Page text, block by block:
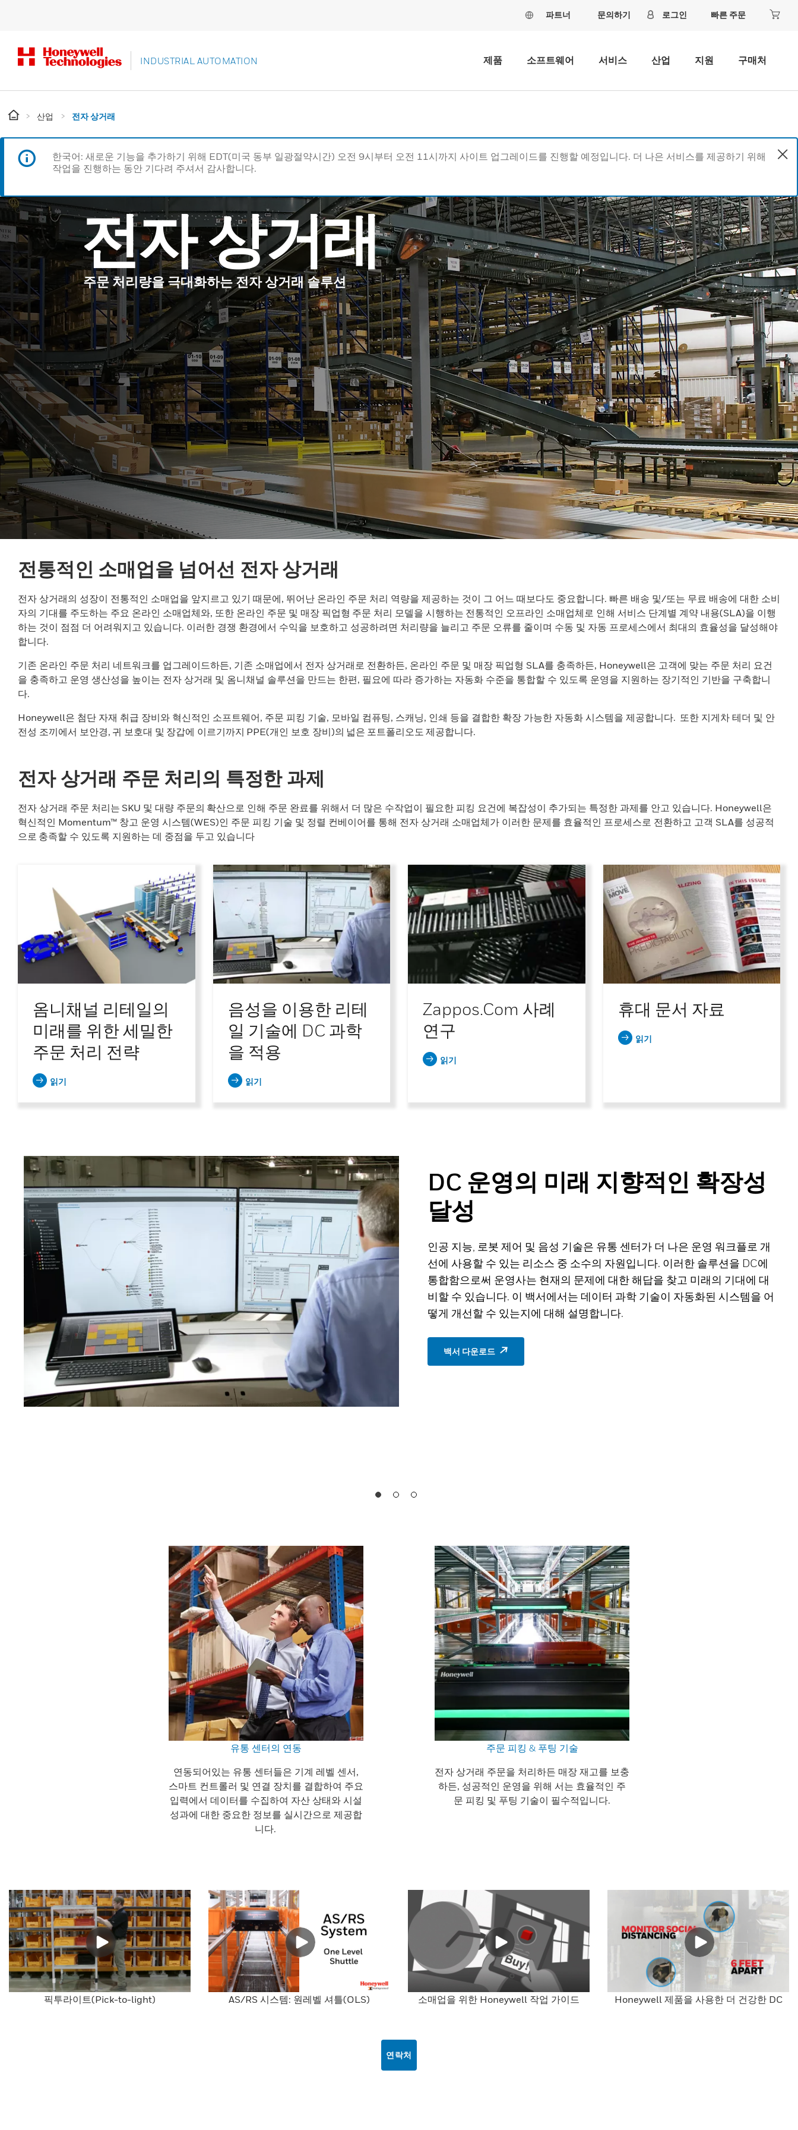
파트너 문의하기 로그인 빠른 주문
INDUSTRIAL AUTOMATION 제품 소프트웨어 서비스 산업 지원 구매처
산업 전자 상거래
한국어: 새로운 기능을 추가하기 위해 EDT(미국 동부 일광절약시간) 오전 9시부터 오전 11시까지 사이트 업그레이드를 진행할 예정입니다. 더 나은 서비스를 제공하기 위해
작업을 진행하는 동안 기다려 주셔서 감사합니다.
전자 상거래
주문 처리량을 극대화하는 전자 상거래 솔루션
전통적인 소매업을 넘어선 전자 상거래
전자 상거래의 성장이 전통적인 소매업을 앞지르고 있기 때문에, 뛰어난 온라인 주문 처리 역량을 제공하는 것이 그 어느 때보다도 중요합니다. 빠른 배송 및/또는 무료 배송에 대한 소비
자의 기대를 주도하는 주요 온라인 소매업체와, 또한 온라인 주문 및 매장 픽업형 주문 처리 모델을 시행하는 전통적인 오프라인 소매업체로 인해 서비스 단계별 계약 내용(SLA)을 이행
하는 것이 점점 더 어려워지고 있습니다. 이러한 경쟁 환경에서 수익을 보호하고 성공하려면 처리량을 늘리고 주문 오류를 줄이며 수동 및 자동 프로세스에서 최대의 효율성을 달성해야
합니다.
기존 온라인 주문 처리 네트워크를 업그레이드하든, 기존 소매업에서 전자 상거래로 전환하든, 온라인 주문 및 매장 픽업형 SLA를 충족하든, Honeywell은 고객에 맞는 주문 처리 요건
을 충족하고 운영 생산성을 높이는 전자 상거래 및 옴니채널 솔루션을 만드는 한편, 필요에 따라 증가하는 자동화 수준을 통합할 수 있도록 운영을 지원하는 장기적인 기반을 구축합니
다.
Honeywell은 첨단 자재 취급 장비와 혁신적인 소프트웨어, 주문 피킹 기술, 모바일 컴퓨팅, 스캐닝, 인쇄 등을 결합한 확장 가능한 자동화 시스템을 제공합니다. 또한 지게차 테더 및 안
전성 조끼에서 보안경, 귀 보호대 및 장갑에 이르기까지 PPE(개인 보호 장비)의 넓은 포트폴리오도 제공합니다.
전자 상거래 주문 처리의 특정한 과제
전자 상거래 주문 처리는 SKU 및 대량 주문의 확산으로 인해 주문 완료를 위해서 더 많은 수작업이 필요한 피킹 요건에 복잡성이 추가되는 특정한 과제를 안고 있습니다. Honeywell은
혁신적인 Momentum™ 창고 운영 시스템(WES)인 주문 피킹 기술 및 정렬 컨베이어를 통해 전자 상거래 소매업체가 이러한 문제를 효율적인 프로세스로 전환하고 고객 SLA를 성공적
으로 충족할 수 있도록 지원하는 데 중점을 두고 있습니다
옴니채널 리테일의
미래를 위한 세밀한
주문 처리 전략
읽기
음성을 이용한 리테
일 기술에 DC 과학
을 적용
읽기
Zappos.com 사례
연구
읽기
휴대 문서 자료
읽기
DC 운영의 미래 지향적인 확장성
달성
인공 지능, 로봇 제어 및 음성 기술은 유통 센터가 더 나은 운영 워크플로 개
선에 사용할 수 있는 리소스 중 소수의 자원입니다. 이러한 솔루션을 DC에
통합함으로써 운영사는 현재의 문제에 대한 해답을 찾고 미래의 기대에 대
비할 수 있습니다. 이 백서에서는 데이터 과학 기술이 자동화된 시스템을 어
떻게 개선할 수 있는지에 대해 설명합니다.
백서 다운로드
유통 센터의 연동
연동되어있는 유통 센터들은 기계 레벨 센서,
스마트 컨트롤러 및 연결 장치를 결합하여 주요
입력에서 데이터를 수집하여 자산 상태와 시설
성과에 대한 중요한 정보를 실시간으로 제공합
니다.
주문 피킹 & 푸팅 기술
전자 상거래 주문을 처리하든 매장 재고를 보충
하든, 성공적인 운영을 위해 서는 효율적인 주
문 피킹 및 푸팅 기술이 필수적입니다.
픽투라이트(Pick-to-light) AS/RS 시스템: 원레벨 셔틀(OLS) 소매업을 위한 Honeywell 작업 가이드 Honeywell 제품을 사용한 더 건강한 DC
연락처